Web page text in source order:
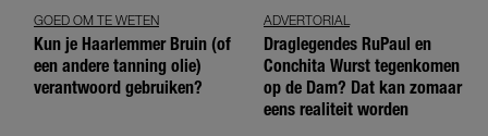
GOED OM TE WETEN
Kun je Haarlemmer Bruin (of
een andere tanning olie)
verantwoord gebruiken?
ADVERTORIAL
Draglegendes RuPaul en
Conchita Wurst tegenkomen
op de Dam? Dat kan zomaar
eens realiteit worden